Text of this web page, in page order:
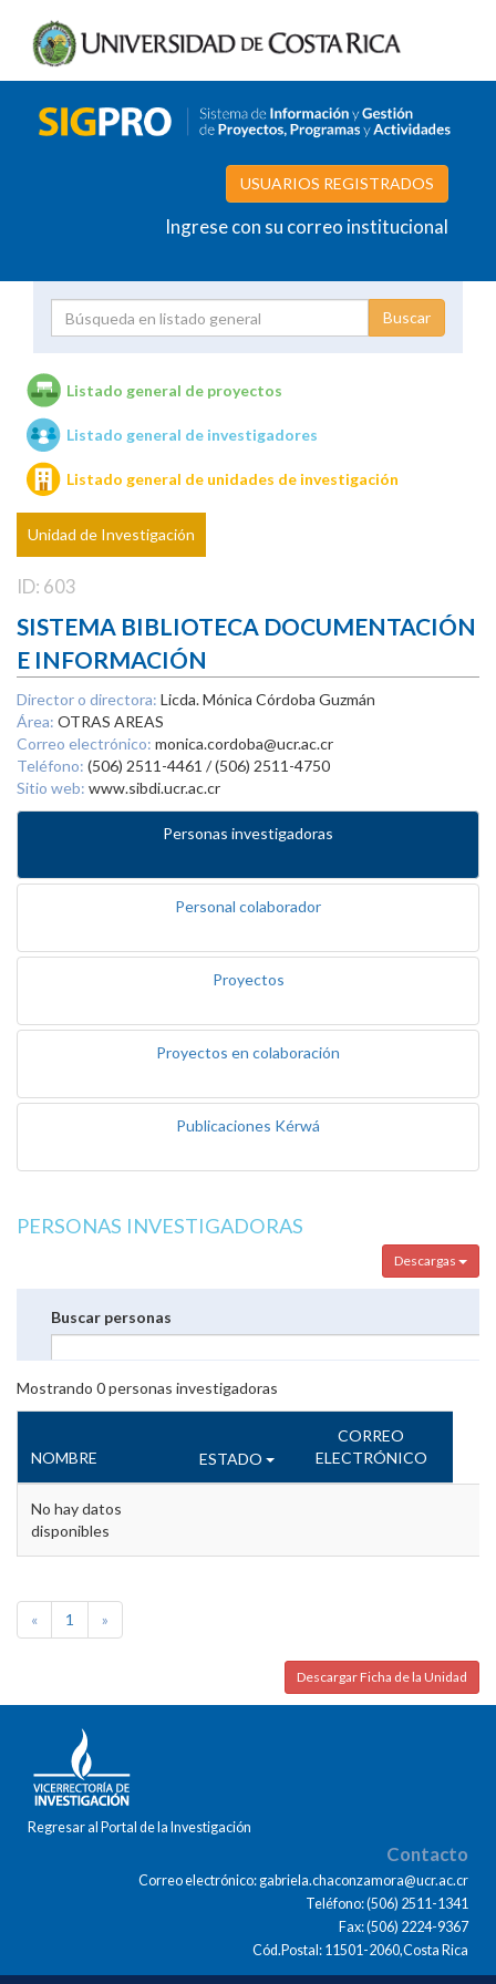
USUARIOS REGISTRADOS
Ingrese con su correo institucional
Unidades de investigación
Listado general de proyectos
Listado general de investigadores
Listado general de unidades de investigación
Unidad de Investigación
ID: 603
SISTEMA BIBLIOTECA DOCUMENTACIÓN
E INFORMACIÓN
Director o directora: Licda. Mónica Córdoba Guzmán
Área: OTRAS AREAS
Correo electrónico: monica.cordoba@ucr.ac.cr
Teléfono: (506) 2511-4461 / (506) 2511-4750
Sitio web: www.sibdi.ucr.ac.cr
Personas investigadoras
Personal colaborador
Proyectos
Proyectos en colaboración
Publicaciones Kérwá
PERSONAS INVESTIGADORAS
Descargas
Buscar personas
Mostrando 0personas investigadoras
NOMBRE ESTADO
CORREO
ELECTRÓNICO
No hay datos
disponibles
« 1 »
Descargar Ficha de la Unidad
Regresar al Portal de la Investigación
Contacto
Correo electrónico: gabriela.chaconzamora@ucr.ac.cr
Teléfono: (506) 2511-1341
Fax: (506) 2224-9367
Cód.Postal: 11501-2060,Costa Rica